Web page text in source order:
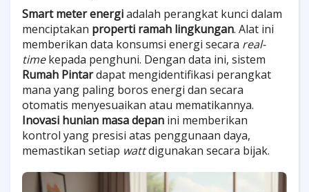
Smart meter energiadalah perangkat kunci dalam
menciptakan properti ramah lingkungan. Alat ini
memberikan data konsumsi energi secara real-
timekepada penghuni. Dengan data ini, sistem
Rumah Pintardapat mengidentifikasi perangkat
mana yang paling boros energi dan secara
otomatis menyesuaikan atau mematikannya.
Inovasi hunian masa depan ini memberikan
kontrol yang presisi atas penggunaan daya,
memastikan setiap wattdigunakan secara bijak.